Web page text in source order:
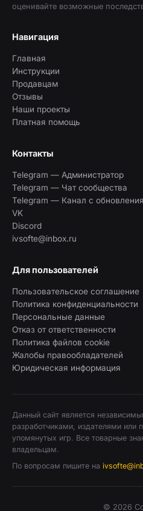
оценивайте возможные
Навигация
Главная
Инструкции
Продавцам
Отзывы
Наши проекты
Платная помощь
Контакты
Telegram — Администратор
Telegram — Чат сообщества
Telegram — Канал с
VK
Discord
ivsofte@inbox.ru
Для пользователей
Пользовательское соглашение
Политика конфиденциальности
Персональные данные
Отказ от ответственности
Политика файлов cookie
Жалобы правообладателей
Юридическая информация
Данный сайт является
разработчиками, издателями или
упомянутых игр. Все товарные
владельцам.
По вопросам пишите на
© 2026